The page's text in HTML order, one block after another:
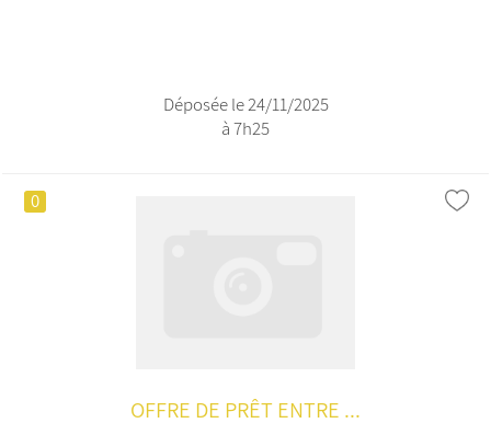
Déposée le 24/11/2025
à 7h25
0
OFFRE DE PRÊT ENTRE ...